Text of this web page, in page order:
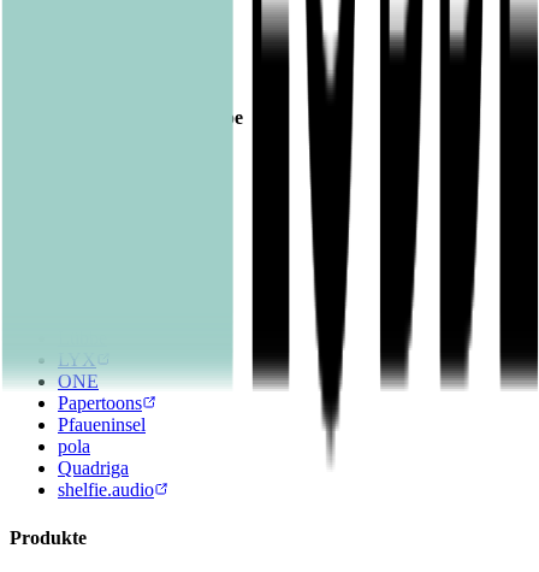
Bastei Lübbe Verlagsgruppe
LYX
ONE
Papertoons
Pfaueninsel
pola
Quadriga
shelfie.audio
Produkte